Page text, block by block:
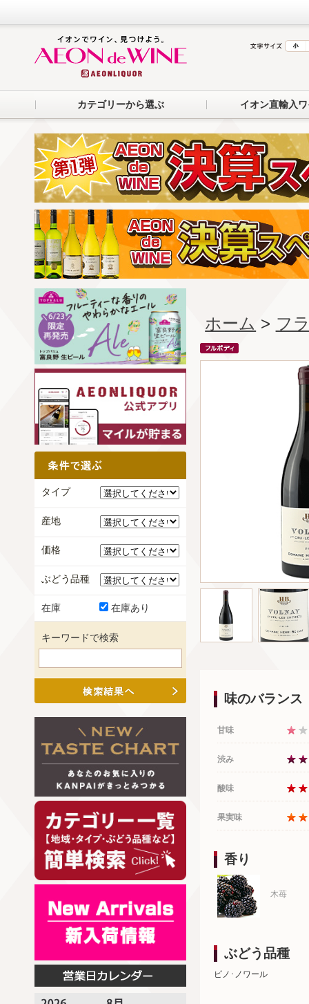
カテゴリーから選ぶ イオン直輸入
ホーム > フ
味のバランス
甘味
渋み
酸味
果実味
香り
木苺
ぶどう品種
ピノ･ノワール
タイプ
産地
価格
ぶどう品種
在庫 在庫あり
キーワードで検索